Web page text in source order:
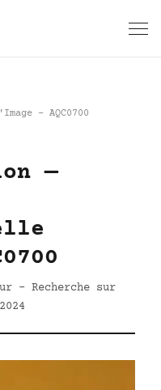
- AQC0700
—
- Recherche sur